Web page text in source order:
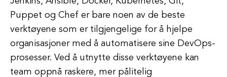
Puppet og Chef er bare noen av de beste
verktøyene som er tilgjengelige for å hjelpe
organisasjoner med å automatisere sine DevOps-
prosesser. Ved å utnytte disse verktøyene kan
team oppnå raskere, mer pålitelig